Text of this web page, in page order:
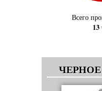
Всего
13